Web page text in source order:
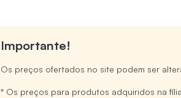
Importante!
Os preços ofertados no site podem ser
* Os preços para produtos adquiridos na